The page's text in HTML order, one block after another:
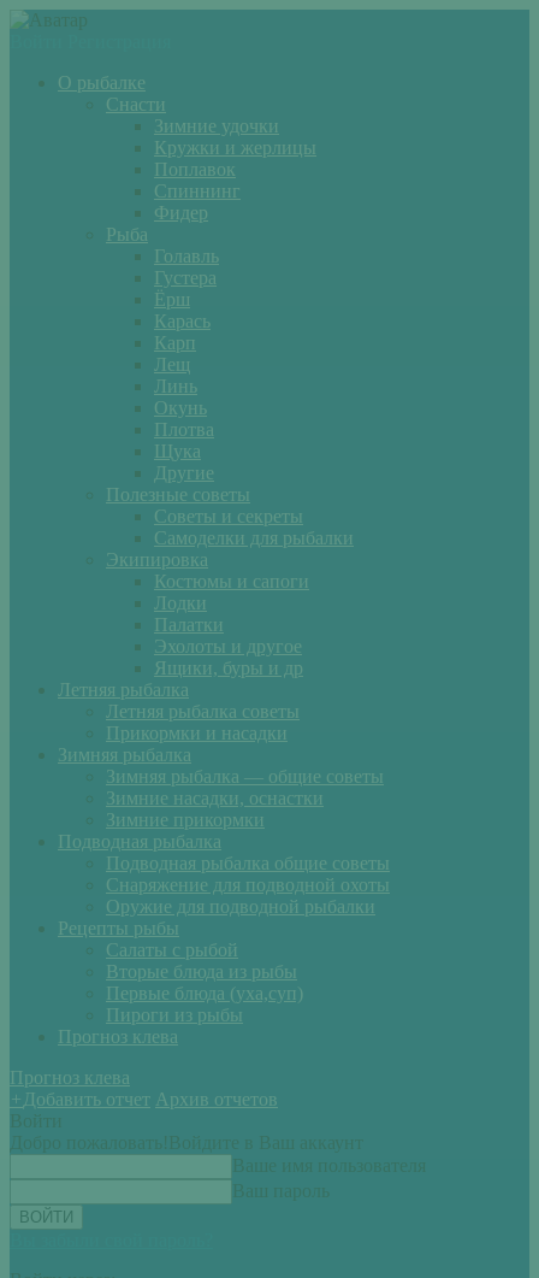
О рыбалке
Снасти
Зимние удочки
Кружки и жерлицы
Поплавок
Спиннинг
Фидер
Рыба
Голавль
Густера
Ёрш
Карась
Карп
Лещ
Линь
Окунь
Плотва
Щука
Другие
Полезные советы
Советы и секреты
Самоделки для рыбалки
Экипировка
Костюмы и сапоги
Лодки
Палатки
Эхолоты и другое
Ящики, буры и др
Летняя рыбалка
Летняя рыбалка советы
Прикормки и насадки
Зимняя рыбалка
Зимняя рыбалка — общие советы
Зимние насадки, оснастки
Зимние прикормки
Подводная рыбалка
Подводная рыбалка общие советы
Снаряжение для подводной охоты
Оружие для подводной рыбалки
Рецепты рыбы
Салаты с рыбой
Вторые блюда из рыбы
Первые блюда (уха,суп)
Пироги из рыбы
Прогноз клева
Прогноз клева
+ Добавить отчет Архив отчетов
Войти
Добро пожаловать! Войдите в Ваш аккаунт
Ваше имя пользователя
Ваш пароль